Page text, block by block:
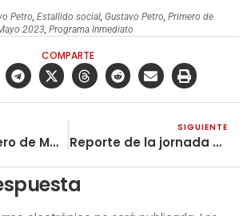
Petro,Estallido social,Gustavo Petro,Primero de
2023,Programa Inmediato
COMPARTE
Discurso Primero de Mayo 2023
SIGUIENTE
Reporte de la jornada del Primero de Mayo en Colombia